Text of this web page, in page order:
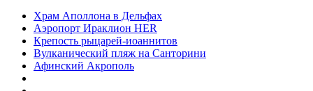
Храм Аполлона в Дельфах
Аэропорт Ираклион HER
Крепость рыцарей-иоаннитов
Вулканический пляж на Санторини
Афинский Акрополь